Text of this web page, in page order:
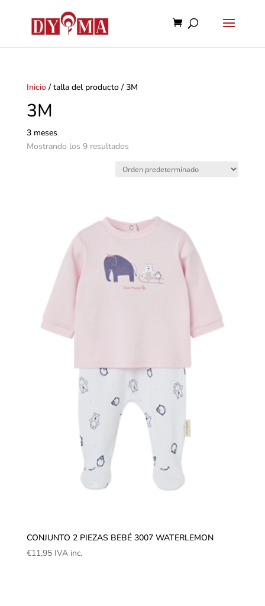
Inicio/ talla del producto / 3M
3M
3 meses
Mostrando los 9 resultados
CONJUNTO 2 PIEZAS BEBÉ 3007 WATERLEMON
€11,95 IVA inc.